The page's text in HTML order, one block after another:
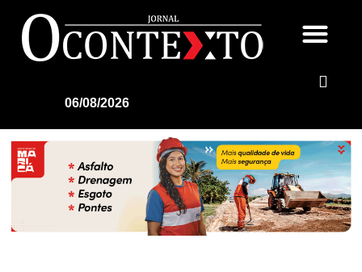
06/08/2026